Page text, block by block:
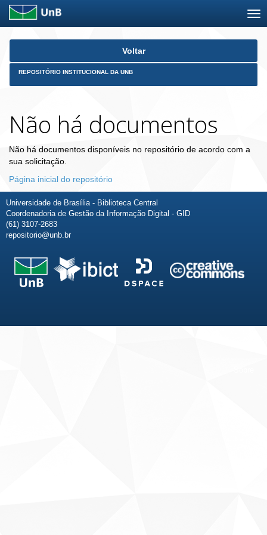
Skip
Voltar
REPOSITÓRIO INSTITUCIONAL DA UNB
Não há documentos
Não há documentos disponíveis no repositório de acordo com a
sua solicitação.
Página inicial do repositório
Universidade de Brasília - Biblioteca Central
Coordenadoria de Gestão da Informação Digital - GID
(61) 3107-2683
repositorio@unb.br